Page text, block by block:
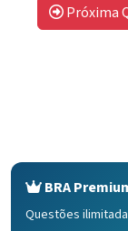
Próxima
BRA
Questões